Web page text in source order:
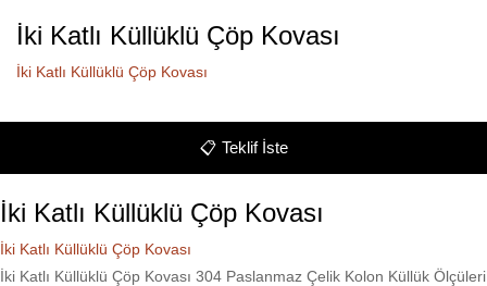
İki Katlı Küllüklü Çöp Kovası
İki Katlı Küllüklü Çöp Kovası
📋 Teklif İste
İki Katlı Küllüklü Çöp Kovası
İki Katlı Küllüklü Çöp Kovası
İki Katlı Küllüklü Çöp Kovası 304 Paslanmaz Çelik Kolon Küllük Ölçüleri